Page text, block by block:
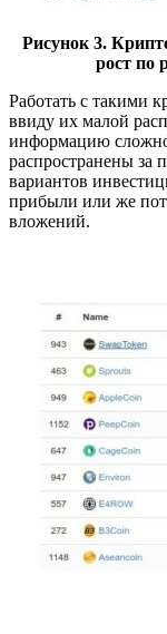
Рисунок 3.
рост по
Работать с такими
ввиду их малой
информацию
распространены за
вариантов
прибыли или же
вложений.